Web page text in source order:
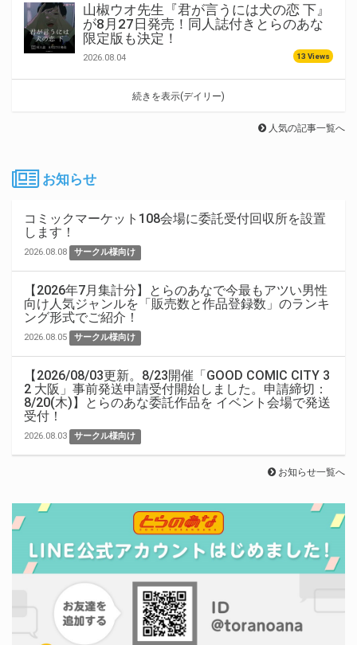
山椒ウオ先生『君が言うには犬の恋 下』
が8月27日発売！同人誌付きとらのあな
限定版も決定！
2026.08.04 13 Views
続きを表示(デイリー)
人気の記事一覧へ
お知らせ
コミックマーケット108会場に委託受付回収所を設置
します！
2026.08.08 サークル様向け
【2026年7月集計分】とらのあなで今最もアツい男性
向け人気ジャンルを「販売数と作品登録数」のランキ
ング形式でご紹介！
2026.08.05 サークル様向け
【2026/08/03更新。8/23開催「GOOD COMIC CITY 3
2 大阪」事前発送申請受付開始しました。申請締切：
8/20(木)】とらのあな委託作品を イベント会場で発送
受付！
2026.08.03 サークル様向け
お知らせ一覧へ